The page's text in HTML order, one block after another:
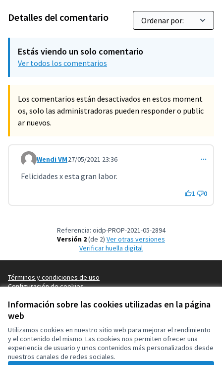
Información sobre las cookies utilizadas en la página
web
Utilizamos cookies en nuestro sitio web para mejorar el rendimiento
y el contenido del mismo. Las cookies nos permiten ofrecer una
experiencia de usuario y unos contenidos más personalizados desde
nuestros canales de redes sociales.
Detalles del comentario
Estás viendo un solo comentario
Ver todos los comentarios
Los comentarios están desactivados en estos moment
os, solo las administradoras pueden responder o public
ar nuevos.
Comentario 2179
Wendi VM27/05/2021 23:36
Felicidades x esta gran labor.
1 0
Referencia: oidp-PROP-2021-05-2894
Versión 2(de 2)
ver otras versiones
Verificar huella digital
Términos y condiciones de uso
Configuración de cookies
(Enlace externo)
(Enlace externo)
(Enlace externo)
Castellano
Choose language